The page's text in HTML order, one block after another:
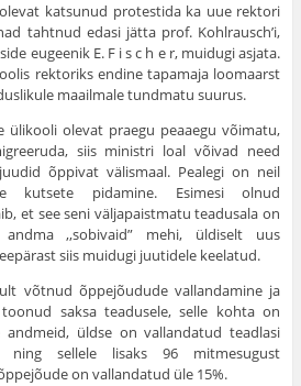
katsunud protestida ka uue rektori
tahtnud edasi jätta prof. Kohlrausch’i,
eugeenik E. F i s c h e r, muidugi asjata.
rektoriks endine tapamaja loomaarst
maailmale tundmatu suurus.
ülikooli olevat praegu peaaegu võimatu,
siis ministri loal võivad need
õppivat välismaal. Pealegi on neil
kutsete pidamine. Esimesi olnud
et see seni väljapaist­matu teadusala on
,,sobivaid” mehi, üldiselt uus
siis muidugi juutidele keelatud.
võtnud õppejõudude vallandamine ja
saksa teadusele, selle kohta on
üldse on vallandatud teadlasi
sellele lisaks 96 mitmesugust
on vallandatud üle 15%.